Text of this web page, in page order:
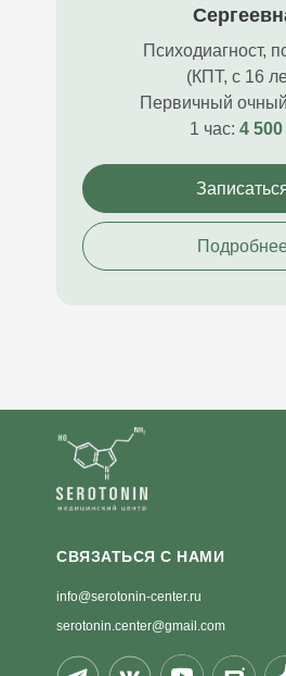
Психодиагност,
(КПТ, с 16
Первичный
1 час: 4 500
info@serotonin-center.ru
serotonin.center@gmail.com
СВЯЗАТЬСЯ С НАМИ